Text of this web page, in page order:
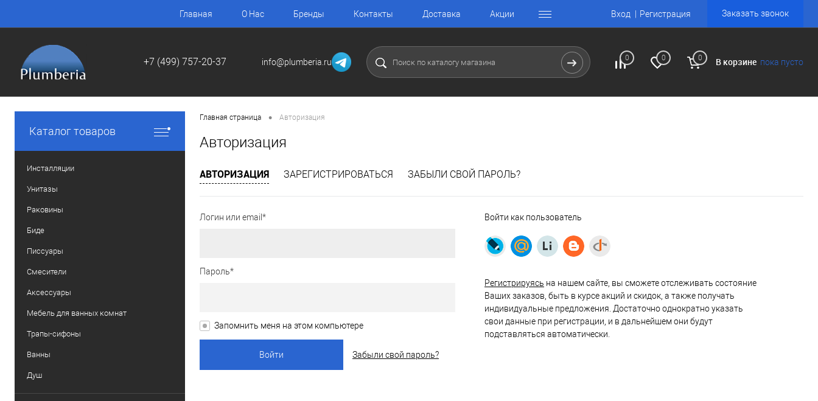
Главная О Нас Бренды Контакты Доставка Акции Вход Регистрация Заказать звонок
+7 (499) 757-20-37 info@plumberia.ru 0 0 0 В корзине пока пусто
Каталог товаров
Инсталляции
Унитазы
Раковины
Биде
Писсуары
Смесители
Аксессуары
Мебель для ванных комнат
Трапы-сифоны
Ванны
Душ
Главная страница • Авторизация
Авторизация
АВТОРИЗАЦИЯ ЗАРЕГИСТРИРОВАТЬСЯ ЗАБЫЛИ СВОЙ ПАРОЛЬ?
Логин или email*
Пароль*
Запомнить меня на этом компьютере
Забыли свой пароль?
Войти как пользователь
Регистрируясь на нашем сайте, вы сможете отслеживать состояние
Ваших заказов, быть в курсе акций и скидок, а также получать
индивидуальные предложения. Достаточно однократно указать
свои данные при регистрации, и в дальнейшем они будут
подставляться автоматически.